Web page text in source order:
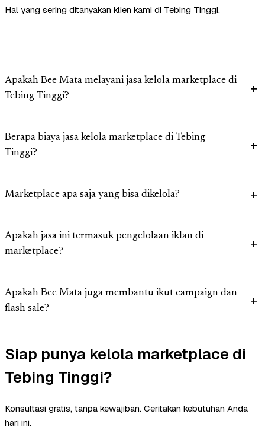
Hal yang sering ditanyakan klien kami di Tebing Tinggi.
Apakah Bee Mata melayani jasa kelola marketplace di
Tebing Tinggi?
Berapa biaya jasa kelola marketplace di Tebing
Tinggi?
Marketplace apa saja yang bisa dikelola?
Apakah jasa ini termasuk pengelolaan iklan di
marketplace?
Apakah Bee Mata juga membantu ikut campaign dan
flash sale?
Siap punya kelola marketplace di
Tebing Tinggi?
Konsultasi gratis, tanpa kewajiban. Ceritakan kebutuhan Anda
hari ini.